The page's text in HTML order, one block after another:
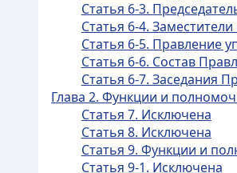
Статья 6-3.
Статья 6-4.
Статья 6-5. Правление
Статья 6-6. Состав
Статья 6-7. Заседания
Глава 2. Функции и
Статья 7. Исключена
Статья 8. Исключена
Статья 9. Функции и
Статья 9-1. Исключена